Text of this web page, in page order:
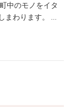
中のモノをイタ
まわります。 …